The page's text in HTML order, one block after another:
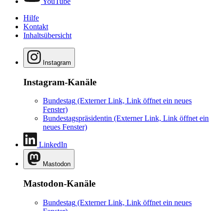
Hilfe
Kontakt
Inhaltsübersicht
Instagram
Instagram-Kanäle
Bundestag (Externer Link, Link öffnet ein neues
Fenster)
Bundestagspräsidentin (Externer Link, Link öffnet ein
neues Fenster)
LinkedIn
Mastodon
Mastodon-Kanäle
Bundestag (Externer Link, Link öffnet ein neues